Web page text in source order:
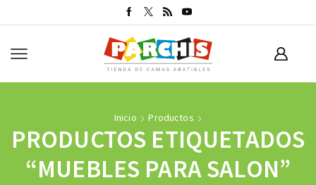
Inicio Productos
PRODUCTOS ETIQUETADOS
“MUEBLES PARA SALON”